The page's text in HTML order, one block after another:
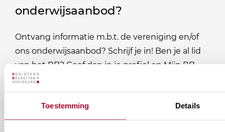
Toestemming Details
onderwijsaanbod?
Ontvang informatie m.b.t. de vereniging en/of
ons onderwijsaanbod? Schrijf je in! Ben je al lid
van het RB? Geef dan in je profiel op Mijn RB
aan welke nieuwsbrieven je wil ontvangen.
nieuwsbrieven
Permanente Educatie nieuwsbrief